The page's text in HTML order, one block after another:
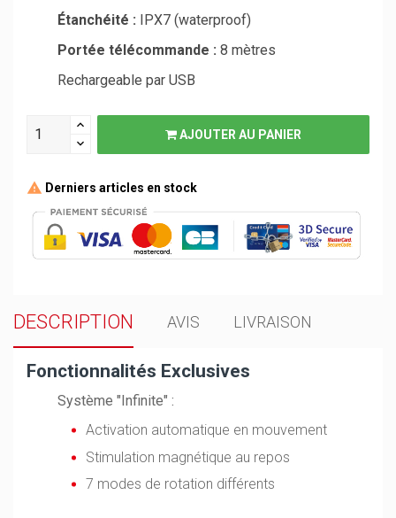
Étanchéité : IPX7 (waterproof)
Portée télécommande : 8 mètres
Rechargeable par USB
AJOUTER AU PANIER
Derniers articles en stock
DESCRIPTION AVIS LIVRAISON
Fonctionnalités Exclusives
Système "Infinite" :
Activation automatique en mouvement
Stimulation magnétique au repos
7 modes de rotation différents